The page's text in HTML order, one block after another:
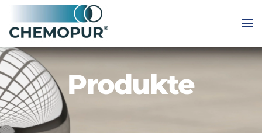
Skip to main content
Produkte